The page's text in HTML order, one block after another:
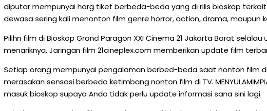
diputar mempunyai harg tiket berbeda-beda yang di rilis bioskop
dewasa sering kali menonton film genre horror, action, drama, maupun
Pilihn film di Bioskop Grand Paragon XXI Cinema 21 Jakarta Barat
menariknya. Jaringan film 21cineplex.com memberikan update film
Setiap orang mempunyai pengalaman berbed-beda saat nonton film
merasakan sensasi berbeda ketimbang nonton film di TV.
masuk bioskop supaya Anda tidak perlu update informasi sana sini lagi.